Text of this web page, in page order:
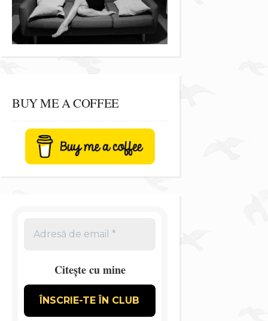
BUY ME A COFFEE
Citește cu mine